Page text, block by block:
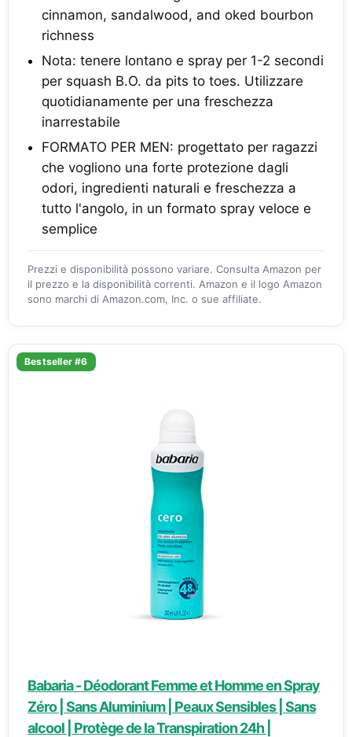
cinnamon, sandalwood, and oked bourbon
richness
Nota: tenere lontano e spray per 1-2 secondi
per squash B.O. da pits to toes. Utilizzare
quotidianamente per una freschezza
inarrestabile
FORMATO PER MEN: progettato per ragazzi
che vogliono una forte protezione dagli
odori, ingredienti naturali e freschezza a
tutto l'angolo, in un formato spray veloce e
semplice
Prezzi e disponibilità possono variare. Consulta Amazon per
il prezzo e la disponibilità correnti. Amazon e il logo Amazon
sono marchi di Amazon.com, Inc. o sue affiliate.
Bestseller #6
Babaria - Déodorant Femme et Homme en Spray
Zéro | Sans Aluminium | Peaux Sensibles | Sans
alcool | Protège de la Transpiration 24h |